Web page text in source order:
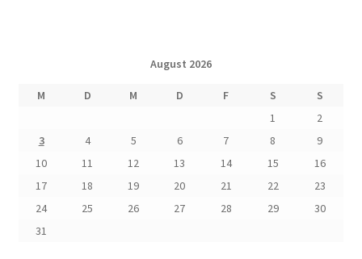
Drei Generationen Familie Rickelt
August 2026
M D M D F S
S
1
2
3
4 5 6 7 8
9
10
11 12 13 14 15
16
17
18 19 20 21 22
23
24
25 26 27 28 29
30
31